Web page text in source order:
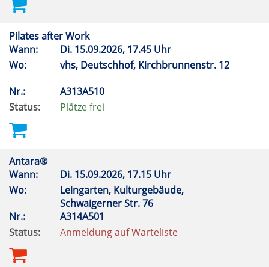
Pilates after Work
Wann:
Di. 15.09.2026, 17.45 Uhr
Wo:
vhs, Deutschhof, Kirchbrunnenstr. 12
Nr.:
A313A510
Status:
Plätze frei
Antara®
Wann:
Di. 15.09.2026, 17.15 Uhr
Wo:
Leingarten, Kulturgebäude,
Schwaigerner Str. 76
Nr.:
A314A501
Status:
Anmeldung auf Warteliste